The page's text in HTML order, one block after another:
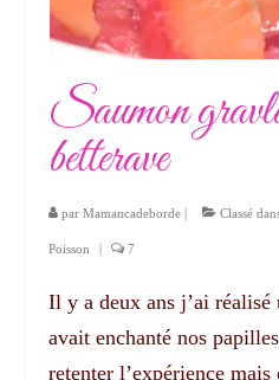
Saumon
betterave
par Mamancadeborde | Classé
Poisson | 7
Il y a deux ans j’ai
avait enchanté nos
retenter l’expérience